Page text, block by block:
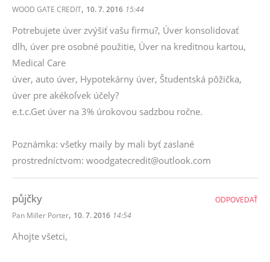
WOOD GATE CREDIT, 10. 7. 2016 15:44
Potrebujete úver zvýšiť vašu firmu?, Úver konsolidovať
dlh, úver pre osobné použitie, Úver na kreditnou kartou,
Medical Care
úver, auto úver, Hypotekárny úver, Študentská pôžička,
úver pre akékoľvek účely?
e.t.c.Get úver na 3% úrokovou sadzbou ročne.
Poznámka: všetky maily by mali byť zaslané
prostredníctvom: woodgatecredit@outlook.com
půjčky
Pan Miller Porter, 10. 7. 2016 14:54
Ahojte všetci,
ODPOVEDAŤ